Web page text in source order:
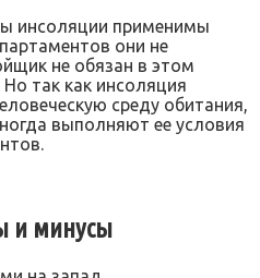
инсоляции применимы
они не
не обязан в этом
так как инсоляция
среду обитания,
выполняют ее условия
и минусы